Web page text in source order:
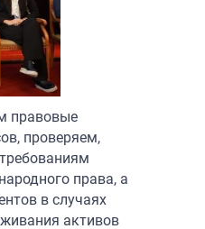
правовые
проверяем,
права, а
в случаях
активов